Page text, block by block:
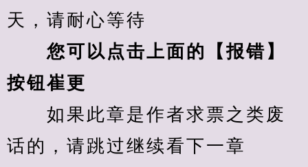
天，请耐心等待
您可以点击上面的【报错】
按钮崔更
如果此章是作者求票之类废
话的，请跳过继续看下一章